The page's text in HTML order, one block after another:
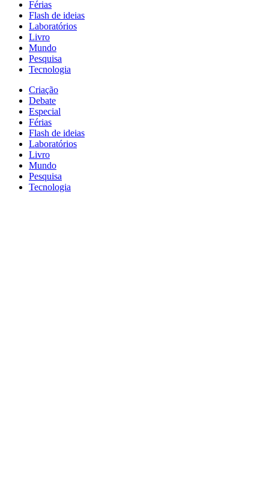
Férias
Flash de ideias
Laboratórios
Livro
Mundo
Pesquisa
Tecnologia
Criação
Debate
Especial
Férias
Flash de ideias
Laboratórios
Livro
Mundo
Pesquisa
Tecnologia